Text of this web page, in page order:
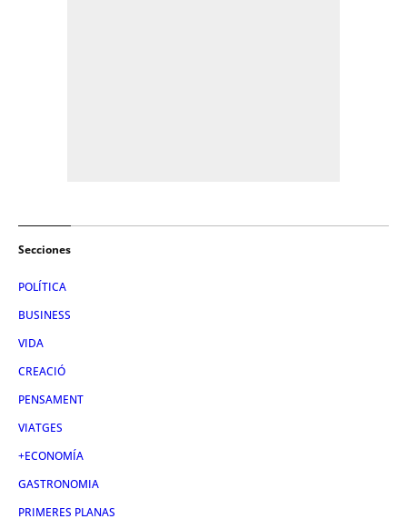
Secciones
POLÍTICA
BUSINESS
VIDA
CREACIÓ
PENSAMENT
VIATGES
+ECONOMÍA
GASTRONOMIA
PRIMERES PLANAS